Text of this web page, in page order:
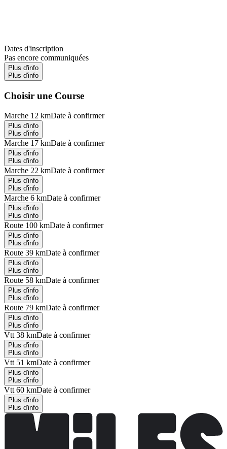
Dates d'inscription
Pas encore communiquées
Plus d'info
Plus d'info
Choisir une Course
Marche 12 kmDate à confirmer
Plus d'info
Plus d'info
Marche 17 kmDate à confirmer
Plus d'info
Plus d'info
Marche 22 kmDate à confirmer
Plus d'info
Plus d'info
Marche 6 kmDate à confirmer
Plus d'info
Plus d'info
Route 100 kmDate à confirmer
Plus d'info
Plus d'info
Route 39 kmDate à confirmer
Plus d'info
Plus d'info
Route 58 kmDate à confirmer
Plus d'info
Plus d'info
Route 79 kmDate à confirmer
Plus d'info
Plus d'info
Vtt 38 kmDate à confirmer
Plus d'info
Plus d'info
Vtt 51 kmDate à confirmer
Plus d'info
Plus d'info
Vtt 60 kmDate à confirmer
Plus d'info
Plus d'info